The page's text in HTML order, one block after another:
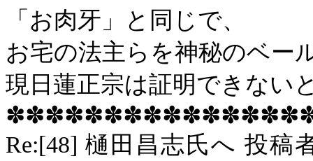
「お肉牙」と同じで、
お宅の法主らを神秘のベー
現日蓮正宗は証明できない
Re:[48]樋田昌志氏へ 投稿